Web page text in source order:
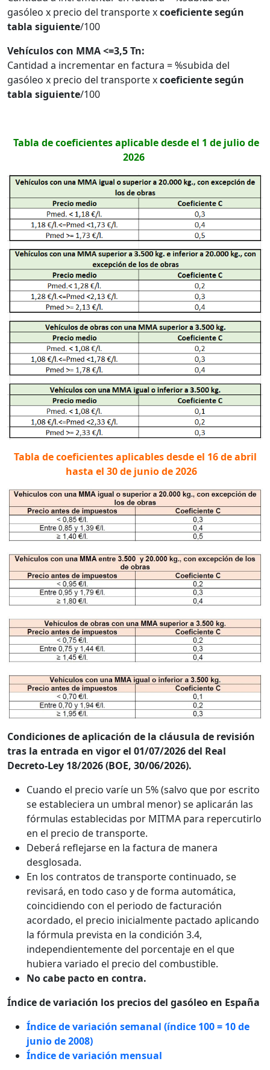
gasóleo x precio del transporte xcoeficiente según
tabla siguiente/100
Vehículos con MMA <=3,5 Tn:
Cantidad a incrementar en factura = %subida del
gasóleo x precio del transporte xcoeficiente según
tabla siguiente/100
Tabla de coeficientes aplicable desde el 1 de julio de
2026
Tabla de coeficientes aplicables desde el 16 de abril
hasta el 30 de junio de 2026
Condiciones de aplicación de la cláusula de revisión
tras la entrada en vigor el 01/07/2026 del Real
Decreto-Ley 18/2026 (BOE, 30/06/2026).
Cuando el precio varíe un 5% (salvo que por escrito
se estableciera un umbral menor) se aplicarán las
fórmulas establecidas por MITMA para repercutirlo
en el precio de transporte.
Deberá reflejarse en la factura de manera
desglosada.
En los contratos de transporte continuado, se
revisará, en todo caso y de forma automática,
coincidiendo con el periodo de facturación
acordado, el precio inicialmente pactado aplicando
la fórmula prevista en la condición 3.4,
independientemente del porcentaje en el que
hubiera variado el precio del combustible.
No cabe pacto en contra.
Índice de variación los precios del gasóleo en España
Índice de variación semanal (índice 100 = 10 de
junio de 2008)
Índice de variación mensual